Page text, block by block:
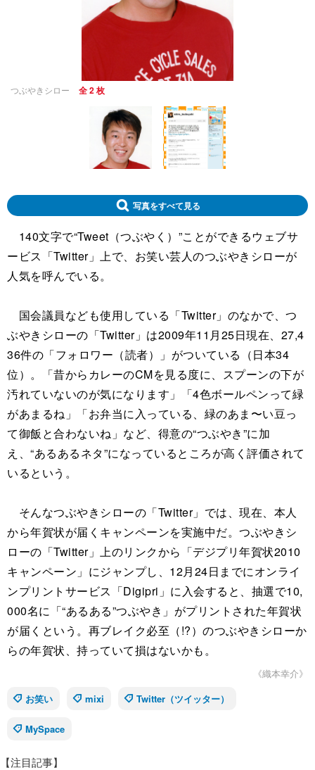
つぶやきシロー 全 2 枚
写真をすべて見る
140文字で“Tweet（つぶやく）”ことができるウェブサ
ービス「Twitter」上で、お笑い芸人のつぶやきシローが
人気を呼んでいる。
国会議員なども使用している「Twitter」のなかで、つ
ぶやきシローの「Twitter」は2009年11月25日現在、27,4
36件の「フォロワー（読者）」がついている（日本34
位）。「昔からカレーのCMを見る度に、スプーンの下が
汚れていないのが気になります」「4色ボールペンって緑
があまるね」「お弁当に入っている、緑のあま〜い豆っ
て御飯と合わないね」など、得意の“つぶやき”に加
え、“あるあるネタ”になっているところが高く評価されて
いるという。
そんなつぶやきシローの「Twitter」では、現在、本人
から年賀状が届くキャンペーンを実施中だ。つぶやきシ
ローの「Twitter」上のリンクから「デジプリ年賀状2010
キャンペーン」にジャンプし、12月24日までにオンライ
ンプリントサービス「Digipri」に入会すると、抽選で10,
000名に「“あるある”つぶやき」がプリントされた年賀状
が届くという。再ブレイク必至（!?）のつぶやきシローか
らの年賀状、持っていて損はないかも。
《織本幸介》
お笑い
mixi Twitter（ツイッター）
MySpace
【注目記事】